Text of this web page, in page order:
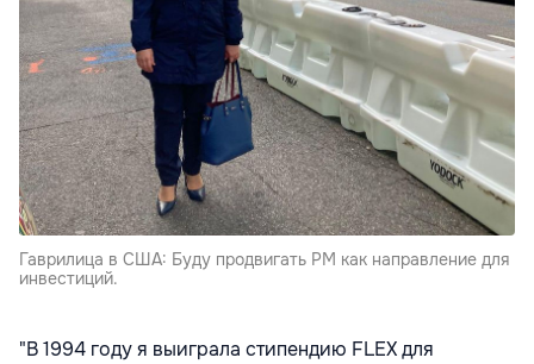
Гаврилица в США: Буду продвигать РМ как направление для
инвестиций.
"В 1994 году я выиграла стипендию FLEX для